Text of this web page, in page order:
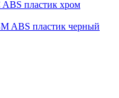
пластик хром
ABS пластик черный